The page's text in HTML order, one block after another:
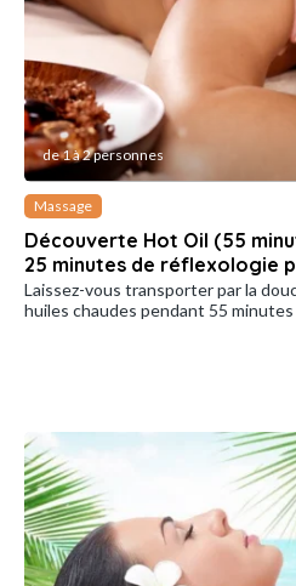
de 1 à 2 personnes
Massage
Découverte Hot Oil (55
25 minutes de réflexologie
Laissez-vous transporter par la
huiles chaudes pendant 55